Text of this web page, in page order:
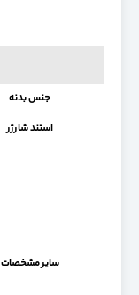
جنس بدنه
استند شارژر
سایر مشخصات